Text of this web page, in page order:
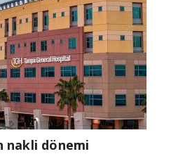
nakli dönemi